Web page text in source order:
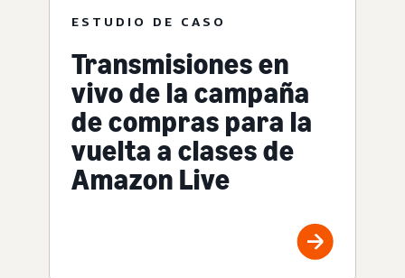
ESTUDIO DE CASO
Transmisiones en
vivo de la campaña
de compras para la
vuelta a clases de
Amazon Live